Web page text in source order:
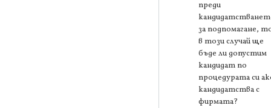
преди
за подпомагане,
в този случай ще
бъде ли допустим
кандидат по
процедурата си
кандидатства с
фирмата?